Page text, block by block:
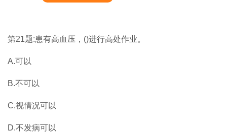
第21题:患有高血压，()进行高处作业。
A.可以
B.不可以
C.视情况可以
D.不发病可以